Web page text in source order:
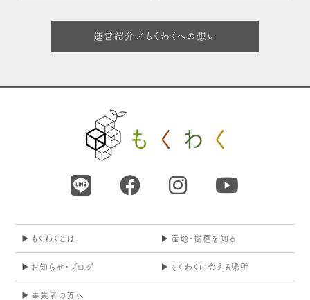
運営紹介／もくわくへの想い
もくわくとは 産地・樹種を知る
お知らせ・ブログ もくわくに会える場所
事業者の方へ